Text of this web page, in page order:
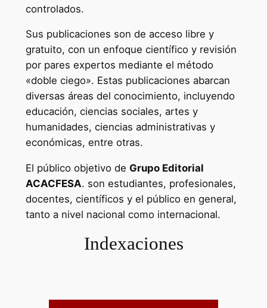
controlados.
Sus publicaciones son de acceso libre y
gratuito, con un enfoque científico y revisión
por pares expertos mediante el método
«doble ciego». Estas publicaciones abarcan
diversas áreas del conocimiento, incluyendo
educación, ciencias sociales, artes y
humanidades, ciencias administrativas y
económicas, entre otras.
El público objetivo de Grupo Editorial
ACACFESA. son estudiantes, profesionales,
docentes, científicos y el público en general,
tanto a nivel nacional como internacional.
Indexaciones